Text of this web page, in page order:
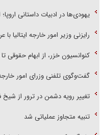
یهودی‌ها در ادبیات داستانی
رایزنی وزیر امور خارجه ایتالیا با
کنوانسیون خزر، از ابهام حقوقی
گفت‌وگوی تلفنی وزرای امور
تغییر رویه دشمن در ترور از شیخ
تنبیه متجاوز عملیاتی شد